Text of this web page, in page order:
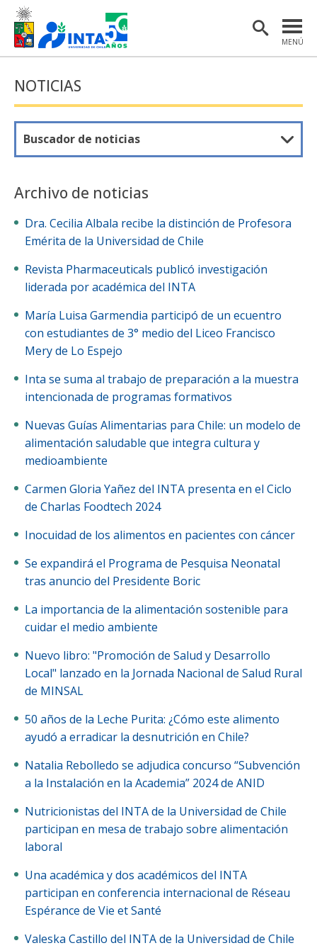
MENÚ
INSTITUTO
INVESTIGACIÓN
EXTENSIÓN Y COMUNICACIONES
MATERIAL DE INTERÉS
ENGLISH
Estudiantes
Académicas/os
Funcionarias/os
NOTICIAS
Buscador de noticias
Archivo de noticias
Dra. Cecilia Albala recibe la distinción de Profesora
Emérita de la Universidad de Chile
Revista Pharmaceuticals publicó investigación
liderada por académica del INTA
María Luisa Garmendia participó de un ecuentro
con estudiantes de 3° medio del Liceo Francisco
Mery de Lo Espejo
Inta se suma al trabajo de preparación a la muestra
intencionada de programas formativos
Nuevas Guías Alimentarias para Chile: un modelo de
alimentación saludable que integra cultura y
medioambiente
Carmen Gloria Yañez del INTA presenta en el Ciclo
de Charlas Foodtech 2024
Inocuidad de los alimentos en pacientes con cáncer
Se expandirá el Programa de Pesquisa Neonatal
tras anuncio del Presidente Boric
La importancia de la alimentación sostenible para
cuidar el medio ambiente
Nuevo libro: "Promoción de Salud y Desarrollo
Local" lanzado en la Jornada Nacional de Salud Rural
de MINSAL
50 años de la Leche Purita: ¿Cómo este alimento
ayudó a erradicar la desnutrición en Chile?
Natalia Rebolledo se adjudica concurso “Subvención
a la Instalación en la Academia” 2024 de ANID
Nutricionistas del INTA de la Universidad de Chile
participan en mesa de trabajo sobre alimentación
laboral
Una académica y dos académicos del INTA
participan en conferencia internacional de Réseau
Espérance de Vie et Santé
Valeska Castillo del INTA de la Universidad de Chile